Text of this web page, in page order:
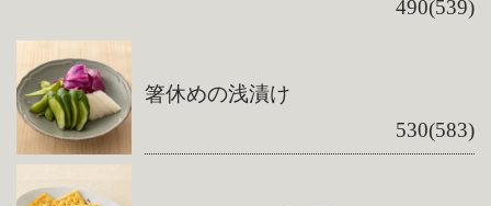
490(539)
箸休めの浅漬け
530(583)